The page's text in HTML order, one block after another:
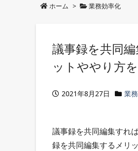
ホーム > 業務効率化
議事録を共同
ットややり方
2021年8月27日 業
議事録を共同編集すれ
録を共同編集するメリ